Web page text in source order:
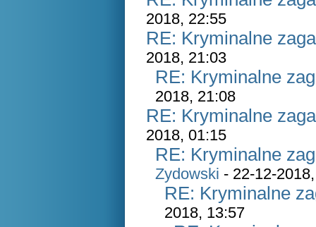
2018, 22:55
RE: Kryminalne
2018, 21:03
RE: Kryminalne
2018, 21:08
RE: Kryminalne
2018, 01:15
RE: Kryminalne
Zydowski - 22-12-
RE: Kryminalne
2018, 13:57